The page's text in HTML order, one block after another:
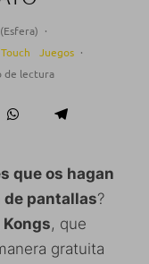
·
Juegos ·
de lectura
que os hagan
de pantallas?
, que
gratuita